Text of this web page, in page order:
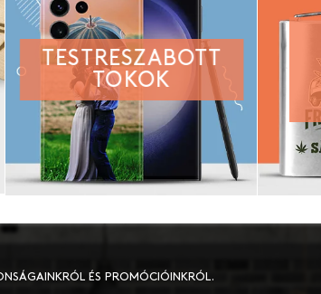
TESTRESZABOTT
TOKOK
ÉS PROMÓCIÓINKRÓL.